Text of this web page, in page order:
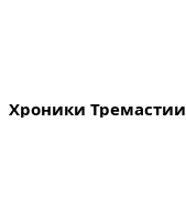
Хроники Тремастии